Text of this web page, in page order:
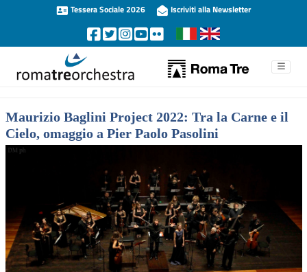
Tessera Sociale 2026 Iscriviti alla Newsletter
Maurizio Baglini Project 2022: Tra la Carne e il
Cielo, omaggio a Pier Paolo Pasolini